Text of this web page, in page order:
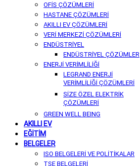
OFİS ÇÖZÜMLERİ
HASTANE ÇÖZÜMLERİ
AKILLI EV ÇÖZÜMLERİ
VERİ MERKEZİ ÇÖZÜMLERİ
ENDÜSTRİYEL
ENDÜSTRİYEL ÇÖZÜMLER
ENERJİ VERİMLİLİĞİ
LEGRAND ENERJİ
VERİMLİLİĞİ ÇÖZÜMLERİ
SİZE ÖZEL ELEKTRİK
ÇÖZÜMLERİ
GREEN WELL BEING
AKILLI EV
EĞİTİM
BELGELER
ISO BELGELERİ VE POLİTİKALAR
TSE BELGELERİ